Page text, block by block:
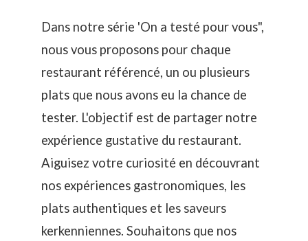
Dans notre série 'On a testé pour vous",
nous vous proposons pour chaque
restaurant référencé, un ou plusieurs
plats que nous avons eu la chance de
tester. L'objectif est de partager notre
expérience gustative du restaurant.
Aiguisez votre curiosité en découvrant
nos expériences gastronomiques, les
plats authentiques et les saveurs
kerkenniennes. Souhaitons que nos